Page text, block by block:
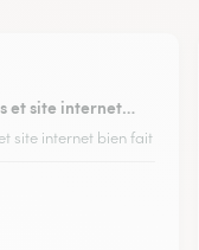
et site internet…
site internet bien fait